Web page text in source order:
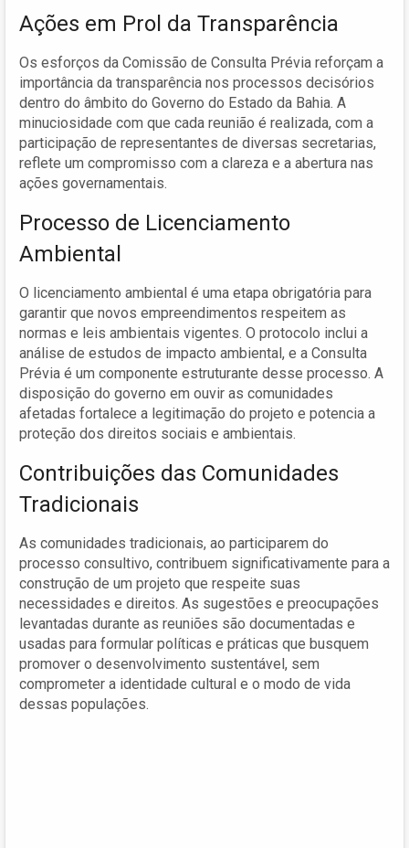
Ações em Prol da Transparência
Os esforços da Comissão de Consulta Prévia reforçam a
importância da transparência nos processos decisórios
dentro do âmbito do Governo do Estado da Bahia. A
minuciosidade com que cada reunião é realizada, com a
participação de representantes de diversas secretarias,
reflete um compromisso com a clareza e a abertura nas
ações governamentais.
Processo de Licenciamento
Ambiental
O licenciamento ambiental é uma etapa obrigatória para
garantir que novos empreendimentos respeitem as
normas e leis ambientais vigentes. O protocolo inclui a
análise de estudos de impacto ambiental, e a Consulta
Prévia é um componente estruturante desse processo. A
disposição do governo em ouvir as comunidades
afetadas fortalece a legitimação do projeto e potencia a
proteção dos direitos sociais e ambientais.
Contribuições das Comunidades
Tradicionais
As comunidades tradicionais, ao participarem do
processo consultivo, contribuem significativamente para a
construção de um projeto que respeite suas
necessidades e direitos. As sugestões e preocupações
levantadas durante as reuniões são documentadas e
usadas para formular políticas e práticas que busquem
promover o desenvolvimento sustentável, sem
comprometer a identidade cultural e o modo de vida
dessas populações.